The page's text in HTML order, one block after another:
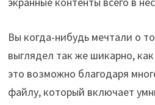
Вы когда-нибудь мечтали о
выглядел так же шикарно,
это возможно благодаря
файлу, который включает